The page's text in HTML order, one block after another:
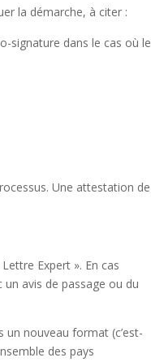
la démarche, à citer :
signature dans le cas où le
Une attestation de
Expert ». En cas
avis de passage ou du
nouveau format (c’est-
des pays